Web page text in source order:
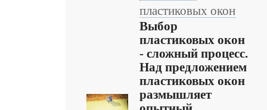
пластиковых окон
Выбор
пластиковых окон
- сложный процесс.
Над предложением
пластиковых окон
размышляет